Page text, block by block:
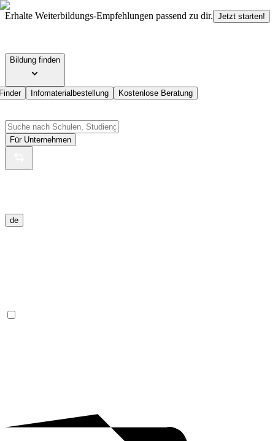
Erhalte Weiterbildungs-Empfehlungen passend zu dir. Jetzt starten!
Bildung finden
Infomaterialbestellung Kostenlose Beratung
Für Unternehmen
de